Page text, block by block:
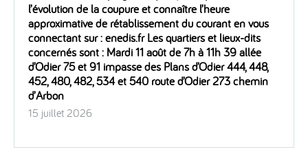
l’évolution de la coupure et connaître l’heure
approximative de rétablissement du courant en vous
connectant sur : enedis.fr Les quartiers et lieux-dits
concernés sont : Mardi 11 août de 7h à 11h 39 allée
d’Odier 75 et 91 impasse des Plans d’Odier 444, 448,
452, 480, 482, 534 et 540 route d’Odier 273 chemin
d’Arbon
15 juillet 2026